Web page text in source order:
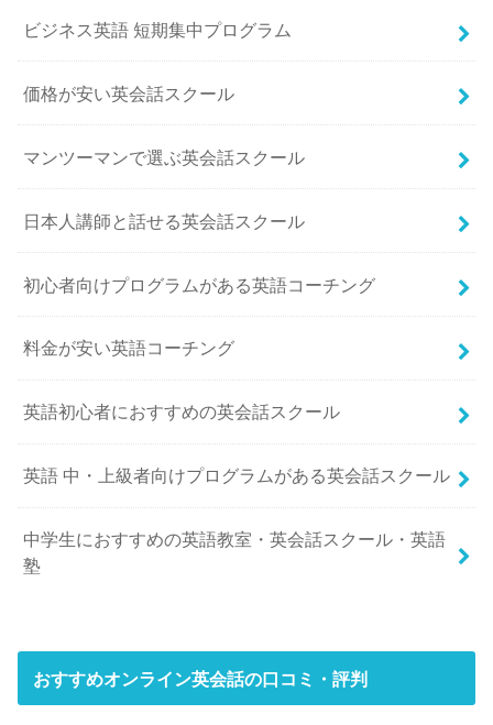
ビジネス英語 短期集中プログラム
価格が安い英会話スクール
マンツーマンで選ぶ英会話スクール
日本人講師と話せる英会話スクール
初心者向けプログラムがある英語コーチング
料金が安い英語コーチング
英語初心者におすすめの英会話スクール
英語 中・上級者向けプログラムがある英会話スクール
中学生におすすめの英語教室・英会話スクール・英語
塾
おすすめオンライン英会話の口コミ・評判